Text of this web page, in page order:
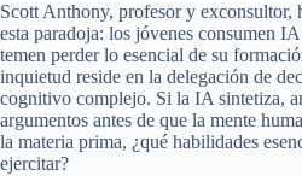
Scott Anthony, profesor y exconsultor,
esta paradoja: los jóvenes consumen
temen perder lo esencial de su
inquietud reside en la delegación de
cognitivo complejo. Si la IA sintetiza,
argumentos antes de que la mente
la materia prima, ¿qué habilidades
ejercitar?